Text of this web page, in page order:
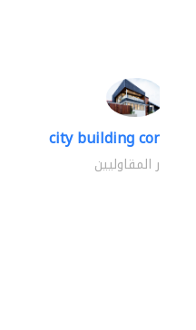
city building
كبار المقاوليين